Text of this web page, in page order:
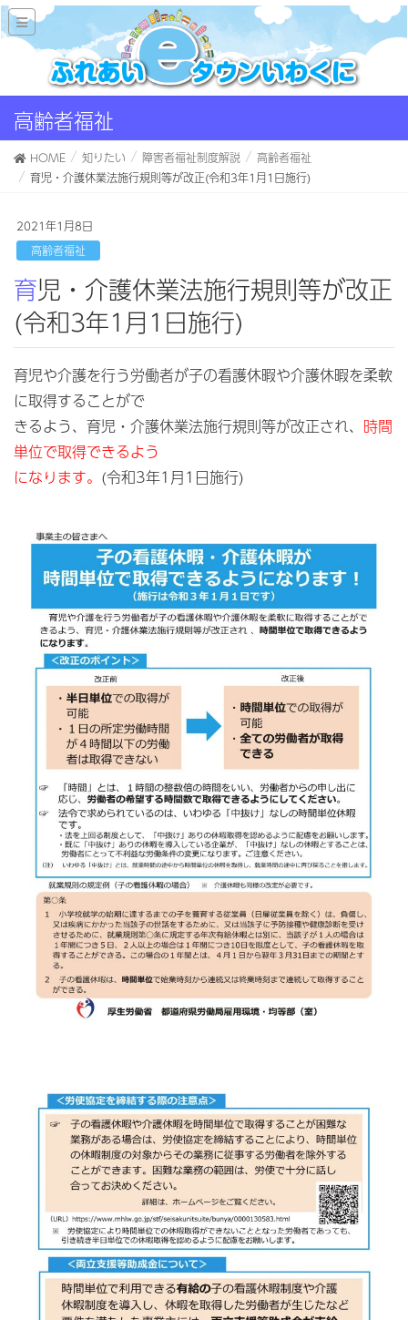
高齢者福祉
HOME 知りたい 障害者福祉制度解説
高齢者福祉
育児・介護休業法施行規則等が改正(令和3年1月1日施行)
2021年1月8日
高齢者福祉
育児・介護休業法施行規則等が改正
(令和3年1月1日施行)
育児や介護を行う労働者が子の看護休暇や介護休暇を柔軟
に取得することがで
きるよう、育児・介護休業法施行規則等が改正され、 時間
単位で取得できるよう
になります。 (令和3年1月1日施行)